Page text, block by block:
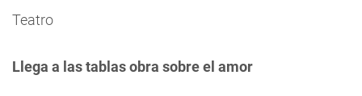
Teatro
Llega a las tablas obra sobre el amor